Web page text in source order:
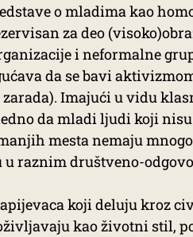
o mladima kao
za deo
i neformalne
da se bavi
Imajući u vidu
da mladi ljudi koji
mesta nemaju
u raznim društveno-
koji deluju kroz
kao životni stil,